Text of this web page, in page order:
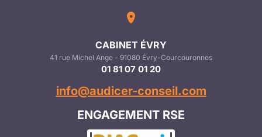
CABINET ÉVRY
41 rue Michel Ange - 91080 Évry-Courcouronnes
01 81 07 01 20
info@audicer-conseil.com
ENGAGEMENT RSE